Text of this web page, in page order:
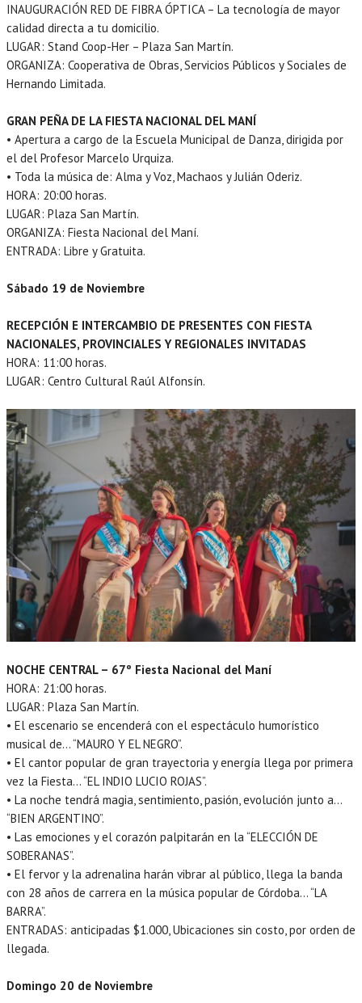
INAUGURACIÓN RED DE FIBRA ÓPTICA – La tecnología de mayor
calidad directa a tu domicilio.
LUGAR: Stand Coop-Her – Plaza San Martín.
ORGANIZA: Cooperativa de Obras, Servicios Públicos y Sociales de
Hernando Limitada.
GRAN PEÑA DE LA FIESTA NACIONAL DEL MANÍ
• Apertura a cargo de la Escuela Municipal de Danza, dirigida por
el del Profesor Marcelo Urquiza.
• Toda la música de: Alma y Voz, Machaos y Julián Oderiz.
HORA: 20:00 horas.
LUGAR: Plaza San Martín.
ORGANIZA: Fiesta Nacional del Maní.
ENTRADA: Libre y Gratuita.
Sábado 19 de Noviembre
RECEPCIÓN E INTERCAMBIO DE PRESENTES CON FIESTA
NACIONALES, PROVINCIALES Y REGIONALES INVITADAS
HORA: 11:00 horas.
LUGAR: Centro Cultural Raúl Alfonsín.
NOCHE CENTRAL – 67º Fiesta Nacional del Maní
HORA: 21:00 horas.
LUGAR: Plaza San Martín.
• El escenario se encenderá con el espectáculo humorístico
musical de… “MAURO Y EL NEGRO”.
• El cantor popular de gran trayectoria y energía llega por primera
vez la Fiesta… “EL INDIO LUCIO ROJAS”.
• La noche tendrá magia, sentimiento, pasión, evolución junto a…
“BIEN ARGENTINO”.
• Las emociones y el corazón palpitarán en la “ELECCIÓN DE
SOBERANAS”.
• El fervor y la adrenalina harán vibrar al público, llega la banda
con 28 años de carrera en la música popular de Córdoba… “LA
BARRA”.
ENTRADAS: anticipadas $1.000, Ubicaciones sin costo, por orden de
llegada.
Domingo 20 de Noviembre